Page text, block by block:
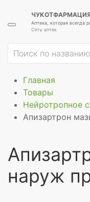
Аптека, которая всегда
Сеть аптек
Главная
Товары
Нейротропное
Апизартрон
наруж